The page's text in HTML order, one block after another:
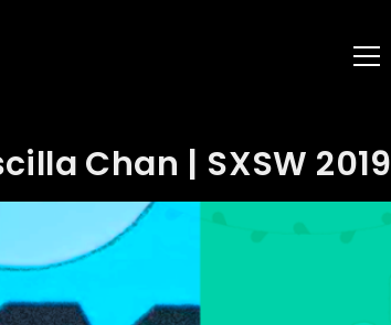
Chan | SXSW 2019